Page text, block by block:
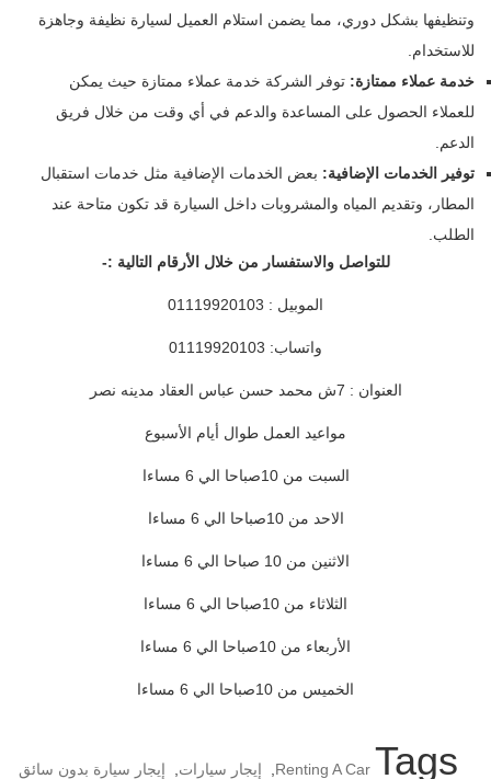
وتنظيفها بشكل دوري، مما يضمن استلام العميل لسيارة نظيفة وجاهزة
للاستخدام.
خدمة عملاء ممتازة: توفر الشركة خدمة عملاء ممتازة حيث يمكن
للعملاء الحصول على المساعدة والدعم في أي وقت من خلال فريق
الدعم.
توفير الخدمات الإضافية: بعض الخدمات الإضافية مثل خدمات استقبال
المطار، وتقديم المياه والمشروبات داخل السيارة قد تكون متاحة عند
الطلب.
للتواصل والاستفسار من خلال الأرقام التالية :-
الموبيل : 01119920103
واتساب: 01119920103
العنوان : 7ش محمد حسن عباس العقاد مدينه نصر
مواعيد العمل طوال أيام الأسبوع
السبت من 10صباحا الي 6 مساءا
الاحد من 10صباحا الي 6 مساءا
الاثنين من 10 صباحا الي 6 مساءا
الثلاثاء من 10صباحا الي 6 مساءا
الأربعاء من 10صباحا الي 6 مساءا
الخميس من 10صباحا الي 6 مساءا
Tags
Renting A Car إيجار سيارات إيجار سيارة بدون سائق